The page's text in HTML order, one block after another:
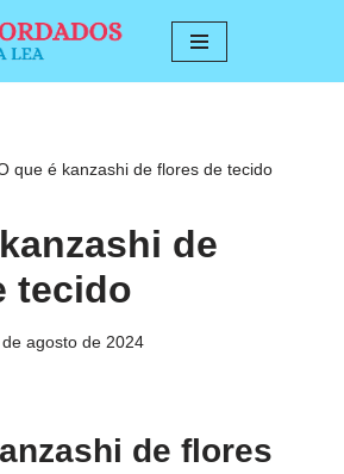
que é kanzashi de flores de tecido
de
tecido
agosto de 2024
de flores